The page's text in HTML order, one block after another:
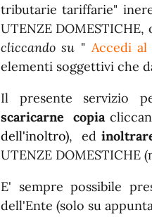
tributarie tariffarie"
UTENZE
cliccando su " Accedi
elementi soggettivi che
Il presente servizio
scaricarne copia
dell'inoltro), ed
UTENZE DOMESTICHE
E' sempre possibile
dell'Ente (solo su